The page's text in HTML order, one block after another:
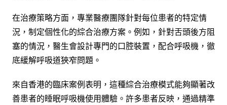
在治療策略方面，專業醫療團隊針對每位患者的特定情
況，制定個性化的綜合治療方案。例如，針對舌頭後方阻
塞的情況，醫生會設計專門的口腔裝置，配合呼吸機，徹
底緩解呼吸道狹窄問題。
來自香港的臨床案例表明，這種綜合治療模式能夠顯著改
善患者的睡眠呼吸機使用體驗。許多患者反映，通過精準